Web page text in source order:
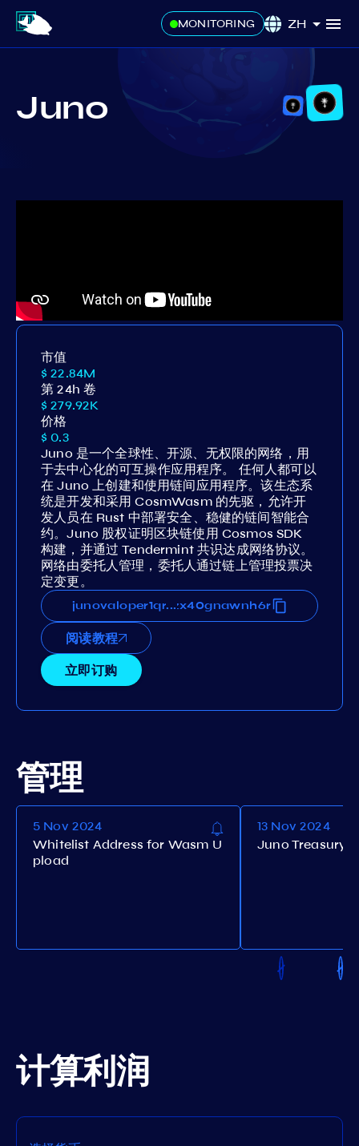
MONITORING ZH
Juno
市值
$ 22.84M
第 24h 卷
$ 279.92K
价格
$ 0.3
Juno 是一个全球性、开源、无权限的网络，用
于去中心化的可互操作应用程序。 任何人都可以
在 Juno 上创建和使用链间应用程序。该生态系
统是开发和采用 CosmWasm 的先驱，允许开
发人员在 Rust 中部署安全、稳健的链间智能合
约。Juno 股权证明区块链使用 Cosmos SDK
构建，并通过 Tendermint 共识达成网络协议。
网络由委托人管理，委托人通过链上管理投票决
定变更。
...
阅读教程
立即订购
管理
5 Nov 2024
Whitelist Address for Wasm U
pload
13 Nov 2024
Juno Treasury
计算利润